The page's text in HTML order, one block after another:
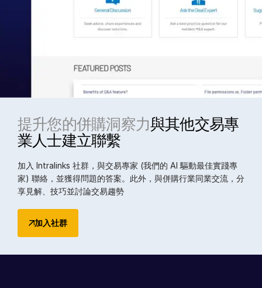
提升您的併購洞察力與其他交易專
業人士建立聯繫
加入 Intralinks 社群，與交易專家 (我們的 AI 驅動最佳實踐專
家) 聯絡，並獲得問題的答案。此外，與併購行業同業交流，分
享見解、技巧並討論交易趨勢
加入社群